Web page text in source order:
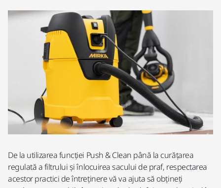
De la utilizarea funcției Push & Clean până la curățarea
regulată a filtrului și înlocuirea sacului de praf, respectarea
acestor practici de întreținere vă va ajuta să obțineți